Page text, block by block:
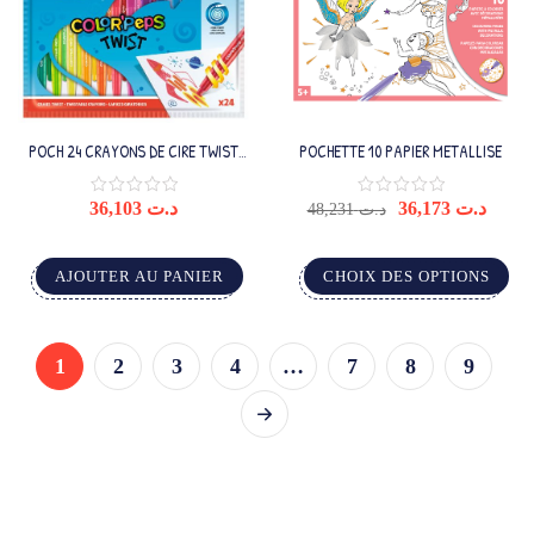
POCH 24 CRAYONS DE CIRE TWIST
MAPED(12)
د.ت
AJOUTER AU PANIER
POCHETTE 10 PAPIER METALLISE
د.ت48,231 د.ت 36,173
CHOIX DES OPTIONS
1 2 3 4 … 7 8 9